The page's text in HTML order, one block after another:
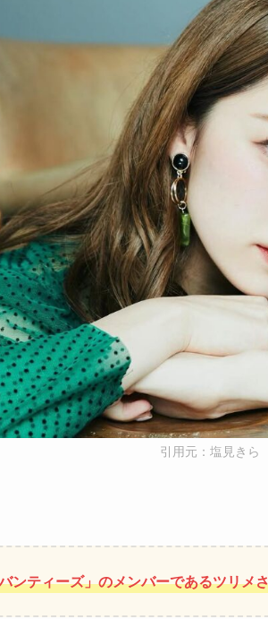
引用元：塩見き
ンティーズ」のメンバーであるツリメ